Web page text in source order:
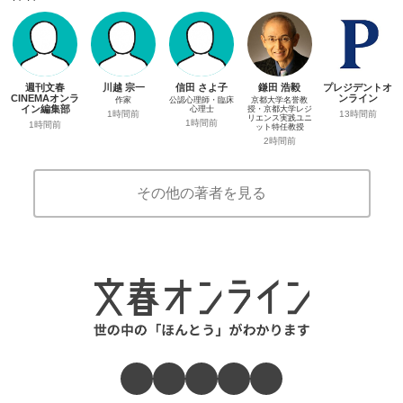
週刊文春
CINEMAオンラ
イン編集部
1時間前
川越 宗一
作家
1時間前
信田 さよ子
公認心理師・臨床
心理士
1時間前
鎌田 浩毅
京都大学名誉教
授・京都大学レジ
リエンス実践ユニ
ット特任教授
2時間前
プレジデントオ
ンライン
13時間前
その他の著者を見る